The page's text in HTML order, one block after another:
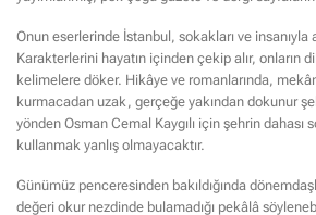
Onun eserlerinde İstanbul, sokakları ve insanıyla
Karakterlerini hayatın içinden çekip alır, onların
kelimelere döker. Hikâye ve romanlarında,
kurmacadan uzak, gerçeğe yakından dokunur
yönden Osman Cemal Kaygılı için şehrin dahası
kullanmak yanlış olmayacaktır.
Günümüz penceresinden bakıldığında
değeri okur nezdinde bulamadığı pekâlâ